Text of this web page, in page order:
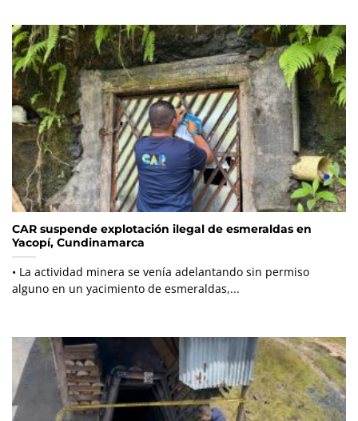
CAR suspende explotación ilegal de esmeraldas en
Yacopí, Cundinamarca
• La actividad minera se venía adelantando sin permiso
alguno en un yacimiento de esmeraldas,...